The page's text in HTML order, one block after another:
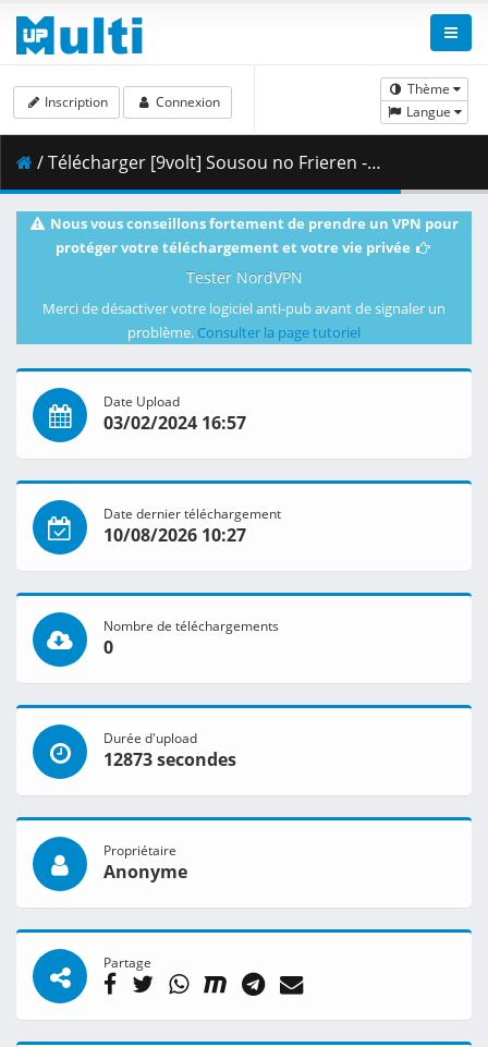
Thème
Langue
Inscription Connexion
/ Télécharger [9volt] Sousou no Frieren - 20 [DBEB2A17].mkv.002 ( 495.86 MB )
Nous vous conseillons fortement de prendre un VPN pour
protéger votre téléchargement et votre vie privée
Tester NordVPN
Merci de désactiver votre logiciel anti-pub avant de signaler un
problème. Consulter la page tutoriel
Date Upload
03/02/2024 16:57
Date dernier téléchargement
10/08/2026 10:27
Nombre de téléchargements
0
Durée d'upload
12873 secondes
Propriétaire
Anonyme
Partage